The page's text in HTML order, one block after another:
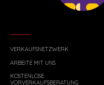
VERKAUFSNETZWERK
ARBEITE MIT UNS
KOSTENLOSE
VORVERKAUFSBERATUNG